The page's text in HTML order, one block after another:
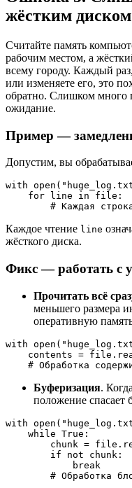
жёстким диском
Считайте память
рабочим местом, а
всему городу. Каждый
или изменяете его, это
обратно. Слишком много
ожидание.
Пример —
Допустим, вы
with
# Каждая
Каждое чтение line
жёсткого диска.
Фикс — работать с
Прочитать всё
меньшего размера
оперативную
with
# Обработка
Буферизация.
положение спасает
with
# Обработка